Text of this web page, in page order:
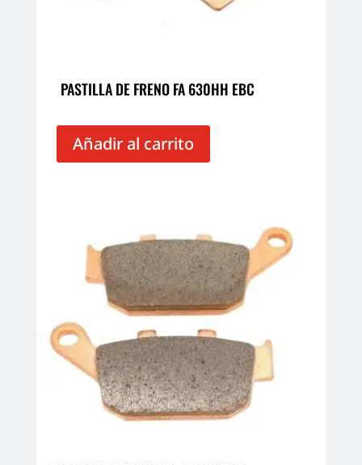
PASTILLA DE FRENO FA 630HH EBC
Añadir al carrito